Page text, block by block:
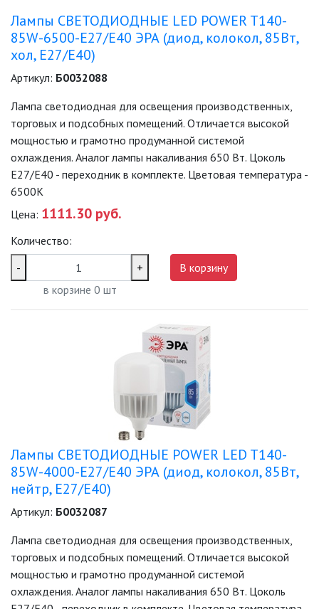
Лампы СВЕТОДИОДНЫЕ LED POWER T140-
85W-6500-E27/E40 ЭРА (диод, колокол, 85Вт,
хол, E27/E40)
Артикул: Б0032088
Лампа светодиодная для освещения производственных,
торговых и подсобных помещений. Отличается высокой
мощностью и грамотно продуманной системой
охлаждения. Аналог лампы накаливания 650 Вт. Цоколь
Е27/E40 - переходник в комплекте. Цветовая температура -
6500K
Цена: 1111.30 руб.
Количество:
-
+
в корзине 0 шт
В корзину
Лампы СВЕТОДИОДНЫЕ POWER LED T140-
85W-4000-E27/E40 ЭРА (диод, колокол, 85Вт,
нейтр, E27/E40)
Артикул: Б0032087
Лампа светодиодная для освещения производственных,
торговых и подсобных помещений. Отличается высокой
мощностью и грамотно продуманной системой
охлаждения. Аналог лампы накаливания 650 Вт. Цоколь